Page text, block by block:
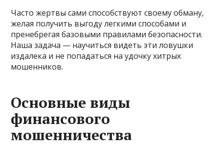
Часто жертвы сами способствуют своему обману,
желая получить выгоду легкими способами и
пренебрегая базовыми правилами безопасности.
Наша задача — научиться видеть эти ловушки
издалека и не попадаться на удочку хитрых
мошенников.
Основные виды
финансового
мошенничества